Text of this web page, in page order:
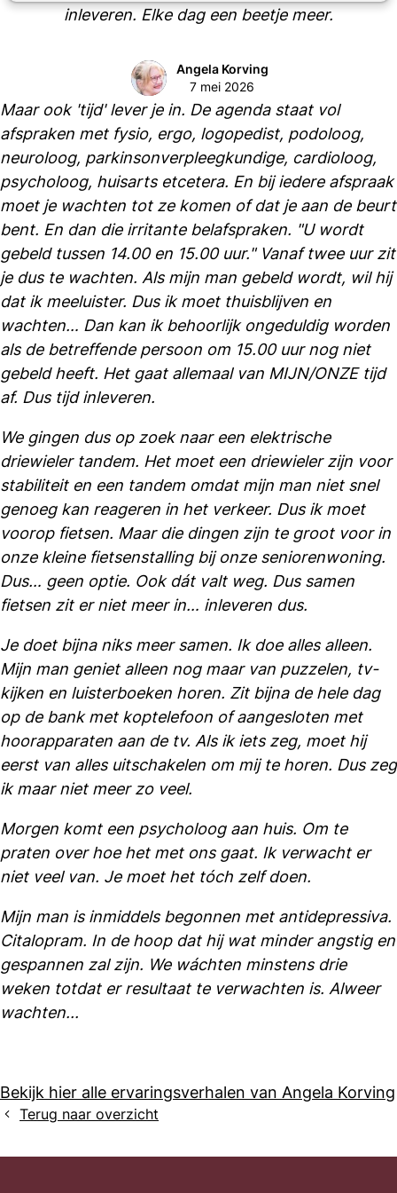
inleveren. Elke dag een beetje meer.
Angela Korving
7 mei 2026
Maar ook 'tijd' lever je in. De agenda staat vol
afspraken met fysio, ergo, logopedist, podoloog,
neuroloog, parkinsonverpleegkundige, cardioloog,
psycholoog, huisarts etcetera. En bij iedere afspraak
moet je wachten tot ze komen of dat je aan de beurt
bent. En dan die irritante belafspraken. "U wordt
gebeld tussen 14.00 en 15.00 uur." Vanaf twee uur zit
je dus te wachten. Als mijn man gebeld wordt, wil hij
dat ik meeluister. Dus ik moet thuisblijven en
wachten… Dan kan ik behoorlijk ongeduldig worden
als de betreffende persoon om 15.00 uur nog niet
gebeld heeft. Het gaat allemaal van MIJN/ONZE tijd
af. Dus tijd inleveren.
We gingen dus op zoek naar een elektrische
driewieler tandem. Het moet een driewieler zijn voor
stabiliteit en een tandem omdat mijn man niet snel
genoeg kan reageren in het verkeer. Dus ik moet
voorop fietsen. Maar die dingen zijn te groot voor in
onze kleine fietsenstalling bij onze seniorenwoning.
Dus… geen optie. Ook dát valt weg. Dus samen
fietsen zit er niet meer in… inleveren dus.
Je doet bijna niks meer samen. Ik doe alles alleen.
Mijn man geniet alleen nog maar van puzzelen, tv-
kijken en luisterboeken horen. Zit bijna de hele dag
op de bank met koptelefoon of aangesloten met
hoorapparaten aan de tv. Als ik iets zeg, moet hij
eerst van alles uitschakelen om mij te horen. Dus zeg
ik maar niet meer zo veel.
Morgen komt een psycholoog aan huis. Om te
praten over hoe het met ons gaat. Ik verwacht er
niet veel van. Je moet het tóch zelf doen.
Mijn man is inmiddels begonnen met antidepressiva.
Citalopram. In de hoop dat hij wat minder angstig en
gespannen zal zijn. We wáchten minstens drie
weken totdat er resultaat te verwachten is. Alweer
wachten...
Bekijk hier alle ervaringsverhalen van Angela Korving
Terug naar overzicht